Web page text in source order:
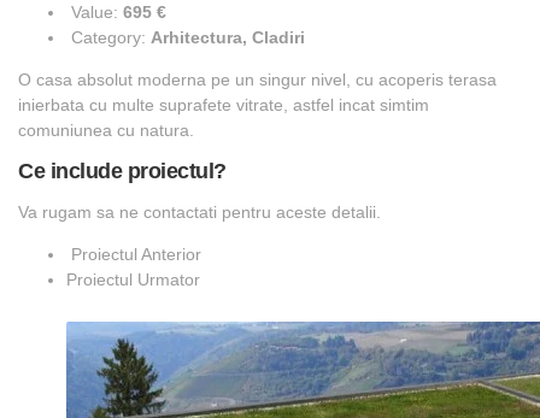
Value: 695 €
Category: Arhitectura, Cladiri
O casa absolut moderna pe un singur nivel, cu acoperis terasa
inierbata cu multe suprafete vitrate, astfel incat simtim
comuniunea cu natura.
Ce include proiectul?
Va rugam sa ne contactati pentru aceste detalii.
Proiectul Anterior
Proiectul Urmator